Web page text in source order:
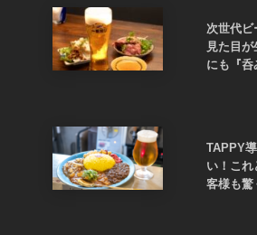
次世代
見た目
にも『呑
TAPPY
い！こ
客様も驚